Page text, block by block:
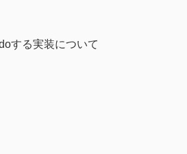
する実装について